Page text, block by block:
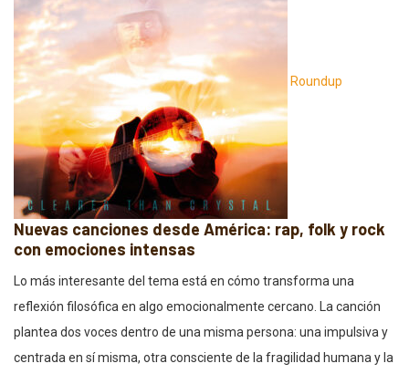
Roundup
Nuevas canciones desde América: rap, folk y rock
con emociones intensas
Lo más interesante del tema está en cómo transforma una
reflexión filosófica en algo emocionalmente cercano. La canción
plantea dos voces dentro de una misma persona: una impulsiva y
centrada en sí misma, otra consciente de la fragilidad humana y la